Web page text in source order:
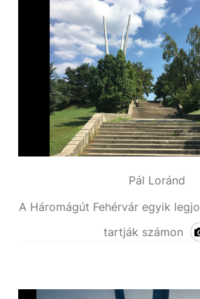
Pál Loránd
A Háromágút Fehérvár egyik
tartják számon